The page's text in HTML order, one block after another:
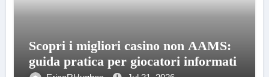
Scopri i migliori casino non AAMS:
guida pratica per giocatori informati